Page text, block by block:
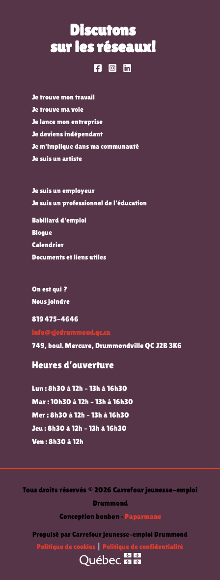
Discutons
sur les réseaux!
Je trouve mon travail
Je trouve ma voie
Je lance mon entreprise
Je deviens indépendant
Je m'implique dans ma communauté
Je suis un artiste
Je suis un employeur
Je suis un professionnel de l'éducation
Babillard d'emploi
Blogue
Calendrier
Documents et liens utiles
On est qui ?
Nous joindre
819 475-4646
info@cjedrummond.qc.ca
749, boul. Mercure, Drummondville QC J2B 3K6
Heures d’ouverture
Lun : 8h30 à 12h – 13h à 16h30
Mar : 10h30 à 12h – 13h à 16h30
Mer : 8h30 à 12h – 13h à 16h30
Jeu : 8h30 à 12h – 13h à 16h30
Ven : 8h30 à 12h
Tous droits réservés © 2026 Carrefour jeunesse-emploi
Drummond
Conception bonbon • Paparmane
Propulsé par Carrefour jeunesse-emploi Drummond
Politique de cookies
Politique de confidentialité